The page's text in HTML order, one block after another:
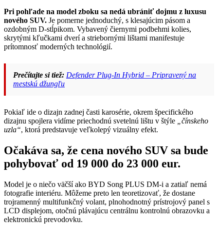
Pri pohľade na model zboku sa nedá ubrániť dojmu z luxusu
nového SUV. Je pomerne jednoduchý, s klesajúcim pásom a
ozdobným D-stĺpikom. Vybavený čiernymi podbehmi kolies,
skrytými kľučkami dverí a striebornými lištami manifestuje
prítomnosť moderných technológií.
Prečítajte si tiež: Defender Plug-In Hybrid – Pripravený na
mestskú džungľu
Pokiaľ ide o dizajn zadnej časti karosérie, okrem špecifického
dizajnu spojlera vidíme priechodnú svetelnú lištu v štýle
„čínskeho
uzla“, ktorá predstavuje veľkolepý vizuálny efekt.
Očakáva sa, že cena nového SUV sa bude
pohybovať od 19 000 do 23 000 eur.
Model je o niečo väčší ako BYD Song PLUS DM-i a zatiaľ nemá
fotografie interiéru. Môžeme preto len teoretizovať, že dostane
trojramenný multifunkčný volant, plnohodnotný prístrojový panel s
LCD displejom, otočnú plávajúcu centrálnu kontrolnú obrazovku a
elektronickú prevodovku.